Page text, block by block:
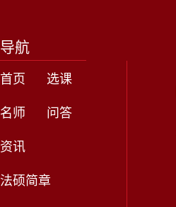
导航
首页
选课
名师
问答
资讯
法硕简章